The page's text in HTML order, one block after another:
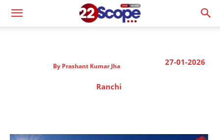
27-01-2026
By Prashant Kumar Jha
Ranchi